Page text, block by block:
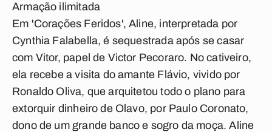
Armação ilimitada
Em 'Corações Feridos', Aline, interpretada por
Cynthia Falabella, é sequestrada após se casar
com Vitor, papel de Victor Pecoraro. No cativeiro,
ela recebe a visita do amante Flávio, vivido por
Ronaldo Oliva, que arquitetou todo o plano para
extorquir dinheiro de Olavo, por Paulo Coronato,
dono de um grande banco e sogro da moça. Aline